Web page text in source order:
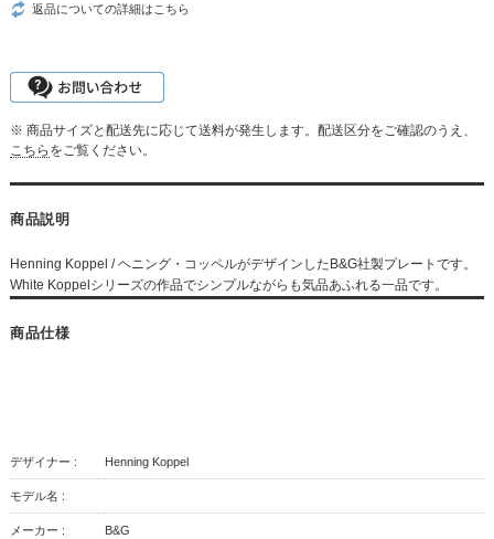
返品についての詳細はこちら
※ 商品サイズと配送先に応じて送料が発生します。配送区分をご確認のうえ、
こちら をご覧ください。
商品説明
Henning Koppel / ヘニング・コッペルがデザインしたB&G社製プレートです。
White Koppelシリーズの作品でシンプルながらも気品あふれる一品です。
商品仕様
デザイナー : Henning Koppel
モデル名 :
メーカー : B&G